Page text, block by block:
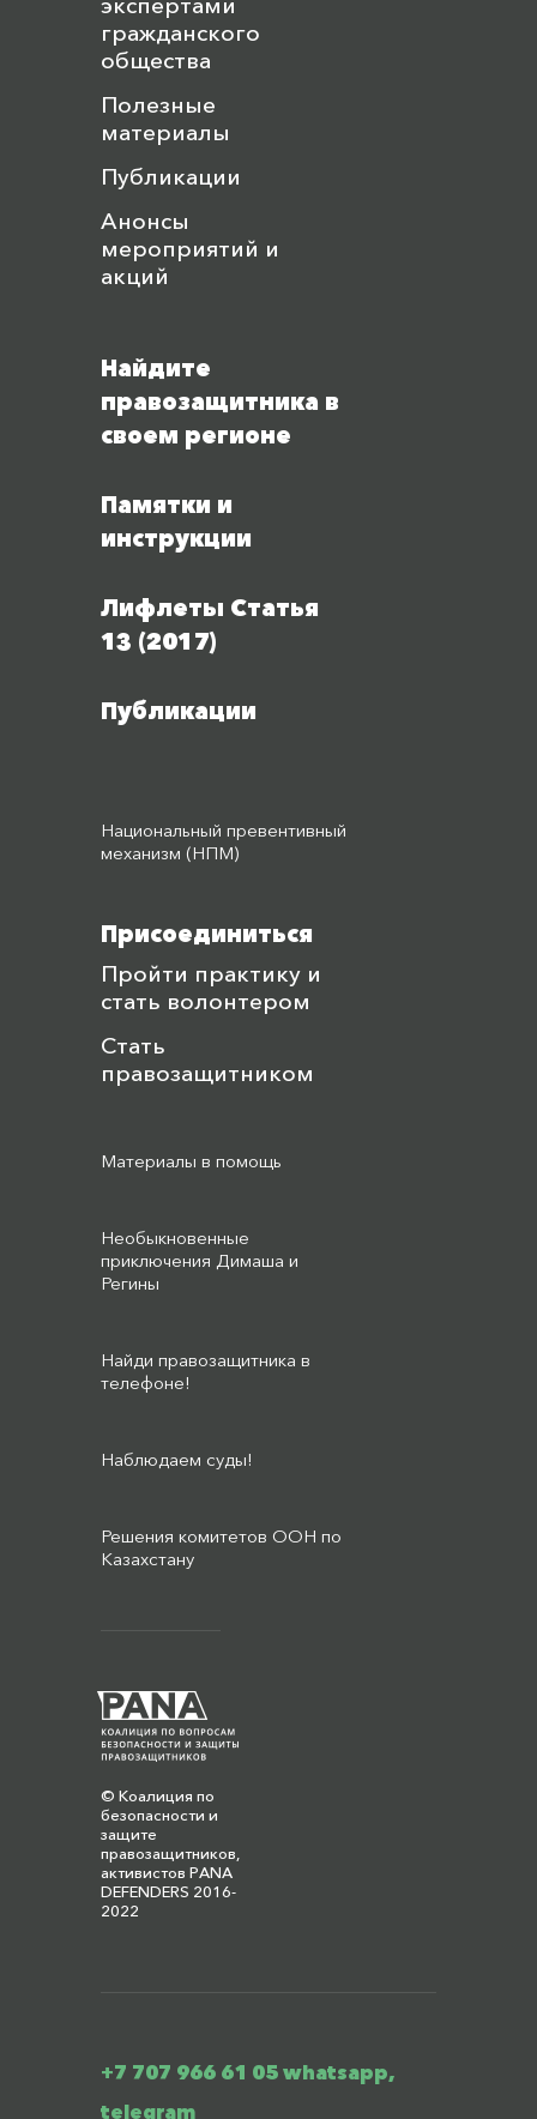
© Коалиция по
безопасности и
защите
правозащитников,
активистов PANA
DEFENDERS 2016-
2022
гражданского
общества
Полезные
материалы
Публикации
Анонсы
мероприятий и
акций
Найдите
правозащитника в
своем регионе
Памятки и
инструкции
Лифлеты Статья
13 (2017)
Публикации
Национальный превентивный
механизм (НПМ)
Присоединиться
Пройти практику и
стать волонтером
Стать
правозащитником
Материалы в помощь
Необыкновенные
приключения Димаша и
Регины
Найди правозащитника в
телефоне!
Наблюдаем суды!
Решения комитетов ООН по
Казахстану
+7 707 966 61 05 whatsapp,
telegram